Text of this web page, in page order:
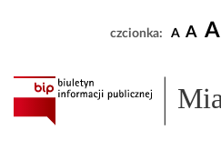
czcionka: A A A